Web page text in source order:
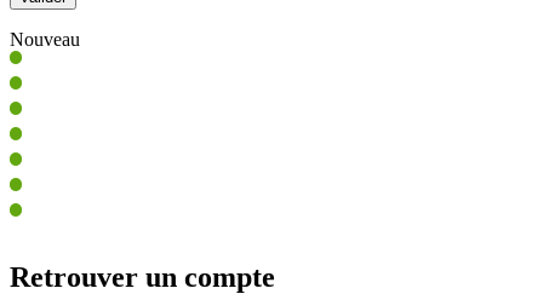
Nouveau
Retrouver un compte